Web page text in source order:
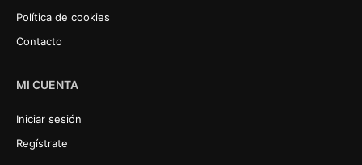
Política de cookies
Contacto
MI CUENTA
Iniciar sesión
Regístrate